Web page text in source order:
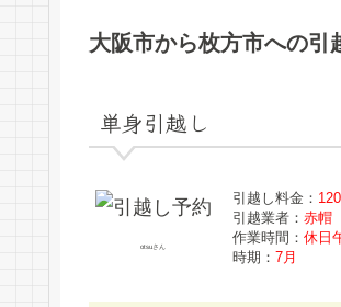
大阪市から枚方市への引
単身引越し
otsuさん
引越し料金：
引越業者： 赤帽
作業時間： 休日
時期： 7月